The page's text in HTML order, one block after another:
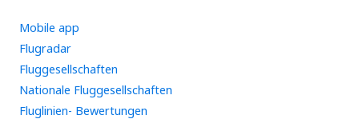
Mobile app
Flugradar
Fluggesellschaften
Nationale Fluggesellschaften
Fluglinien- Bewertungen